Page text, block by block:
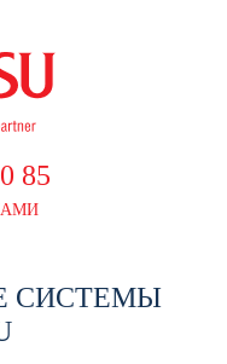
85
СИСТЕМЫ